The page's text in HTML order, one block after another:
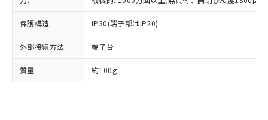
保護構造 IP30(端子部はIP20)
外部接続方法 端子台
質量 約100g
在庫状況および標準価格結果を当社の
事前の承諾なく第三者に漏洩または開
示しないようお願いします。
マイパーツ機能（部品リスト作成サー
ビス）をご利用いただくには、I-Web
メンバーズにご登録されている必要が
あります。
※2 対応予定月
部品在庫の切り替え状況などにより、予定
月が前後することがあります。
「ｅ」：有害物質（10物質）のすべてが基
準値以下であることを示します。
「10」：通常の使用状況下において有害物
質が外部に漏えいし、環境に深刻な影響を
「－」：未確認です。当社販売部門へお問
場合は、上記1、2および3の内容を当
該第三者に通知します。また当社は、
法に輸出するおそれがある場合は、取
り引きをいたしません。
機器販売店・当社販売員にご確
空
受注生産機種、また在庫状況の
情報を公開していない機種